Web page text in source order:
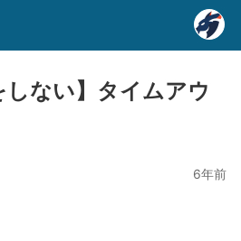
しない】タイムアウ
6年前